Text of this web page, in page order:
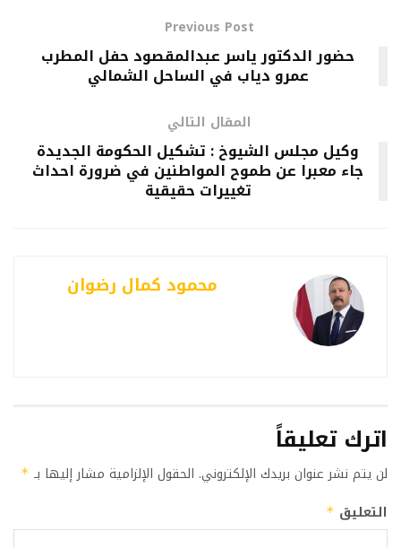
Previous Post
حضور الدكتور ياسر عبدالمقصود حفل المطرب
عمرو دياب في الساحل الشمالي
المقال التالي
وكيل مجلس الشيوخ : تشكيل الحكومة الجديدة
جاء معبرا عن طموح المواطنين في ضرورة احداث
تغييرات حقيقية
محمود كمال رضوان
اترك تعليقاً
لن يتم نشر عنوان بريدك الإلكتروني. الحقول الإلزامية مشار إليها بـ *
التعليق *